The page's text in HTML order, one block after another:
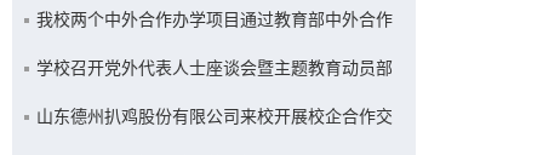
我校两个中外合作办学项目通过教育部中外合作
办学专项评估
学校召开党外代表人士座谈会暨主题教育动员部
署会
山东德州扒鸡股份有限公司来校开展校企合作交